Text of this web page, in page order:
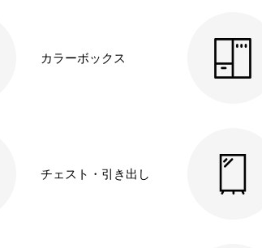
カラーボックス
チェスト・引き出し